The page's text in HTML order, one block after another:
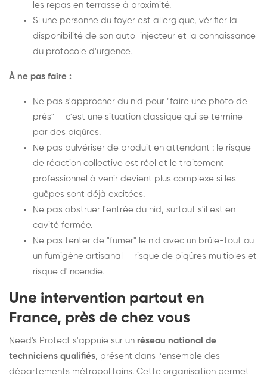
les repas en terrasse à proximité.
Si une personne du foyer est allergique, vérifier la
disponibilité de son auto-injecteur et la connaissance
du protocole d'urgence.
À ne pas faire :
Ne pas s'approcher du nid pour "faire une photo de
près" — c'est une situation classique qui se termine
par des piqûres.
Ne pas pulvériser de produit en attendant : le risque
de réaction collective est réel et le traitement
professionnel à venir devient plus complexe si les
guêpes sont déjà excitées.
Ne pas obstruer l'entrée du nid, surtout s'il est en
cavité fermée.
Ne pas tenter de "fumer" le nid avec un brûle-tout ou
un fumigène artisanal — risque de piqûres multiples et
risque d'incendie.
Une intervention partout en
France, près de chez vous
Need's Protect s'appuie sur un réseau national de
techniciens qualifiés, présent dans l'ensemble des
départements métropolitains. Cette organisation permet